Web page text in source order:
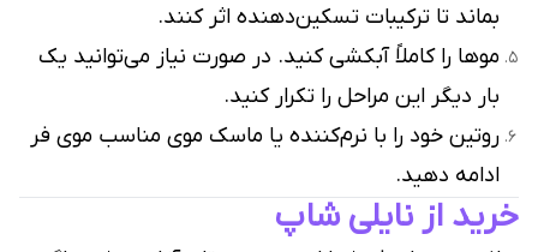
بماند تا ترکیبات تسکین‌دهنده اثر کنند.
موها را کاملاً آبکشی کنید. در صورت نیاز می‌توانید یک
بار دیگر این مراحل را تکرار کنید.
روتین خود را با نرم‌کننده یا ماسک موی مناسب موی فر
ادامه دهید.
خرید از نایلی شاپ